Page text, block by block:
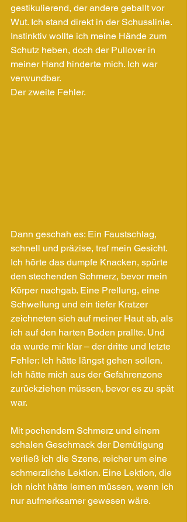
gestikulierend, der andere geballt vor
Wut. Ich stand direkt in der Schusslinie.
Instinktiv wollte ich meine Hände zum
Schutz heben, doch der Pullover in
meiner Hand hinderte mich. Ich war
verwundbar.
Der zweite Fehler.
Dann geschah es: Ein Faustschlag,
schnell und präzise, traf mein Gesicht.
Ich hörte das dumpfe Knacken, spürte
den stechenden Schmerz, bevor mein
Körper nachgab. Eine Prellung, eine
Schwellung und ein tiefer Kratzer
zeichneten sich auf meiner Haut ab, als
ich auf den harten Boden prallte. Und
da wurde mir klar – der dritte und letzte
Fehler: Ich hätte längst gehen sollen.
Ich hätte mich aus der Gefahrenzone
zurückziehen müssen, bevor es zu spät
war.
Mit pochendem Schmerz und einem
schalen Geschmack der Demütigung
verließ ich die Szene, reicher um eine
schmerzliche Lektion. Eine Lektion, die
ich nicht hätte lernen müssen, wenn ich
nur aufmerksamer gewesen wäre.